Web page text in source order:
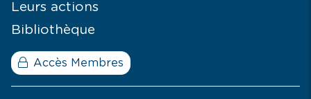
Leurs actions
Bibliothèque
Accès Membres